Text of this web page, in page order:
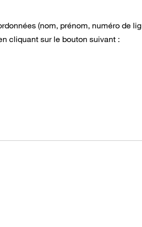
(nom, prénom, numéro de
cliquant sur le bouton suivant :